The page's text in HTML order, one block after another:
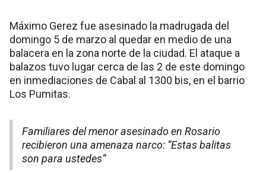
Máximo Gerez fue asesinado la madrugada del
domingo 5 de marzo al quedar en medio de una
balacera en la zona norte de la ciudad. El ataque a
balazos tuvo lugar cerca de las 2 de este domingo
en inmediaciones de Cabal al 1300 bis, en el barrio
Los Pumitas.
Familiares del menor asesinado en Rosario
recibieron una amenaza narco: “Estas balitas
son para ustedes”